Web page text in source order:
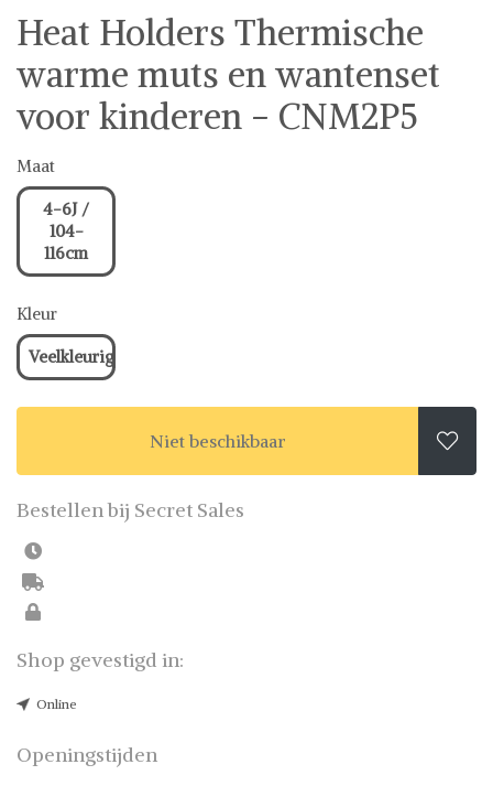
Heat Holders Thermische
warme muts en wantenset
voor kinderen - CNM2P5
Maat
4-6J /
104-
116cm
Kleur
Veelkleurig
Niet beschikbaar 
Bestellen bij Secret Sales
Shop gevestigd in:
Online
Openingstijden